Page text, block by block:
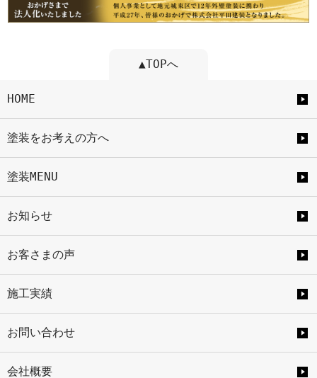
▲TOPへ
HOME
塗装をお考えの方へ
塗装MENU
お知らせ
お客さまの声
施工実績
お問い合わせ
会社概要